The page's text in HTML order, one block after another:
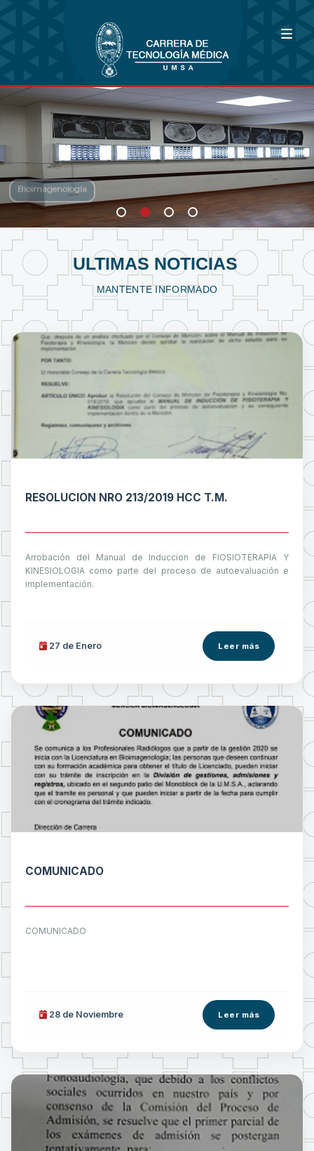
Bioimagenología
Fisioterapia y Kinesiología
Laboratorio Clínico
ULTIMAS NOTICIAS
MANTENTE INFORMADO
RESOLUCION NRO 213/2019 HCC T.M.
Arrobación del Manual de Induccion de FIOSIOTERAPIA Y
KINESIOLOGIA como parte del proceso de autoevaluación e
implementación.
27 de Enero Leer más
COMUNICADO
COMUNICADO
28 de Noviembre Leer más